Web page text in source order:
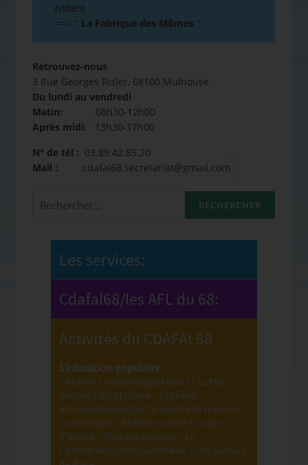
(vidéo)
==> " La Fabrique des Mômes "
Retrouvez-nous
3 Rue Georges Risler, 68100 Mulhouse
Du lundi au vendredi
Matin: 08h30-12h00
Après midi: 13h30-17h00
N° de tél : 03.89.42.85.20
Mail : cdafal68.secretariat@gmail.com